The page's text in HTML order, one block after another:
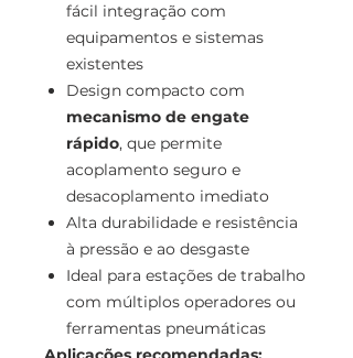
fácil integração com
equipamentos e sistemas
existentes
Design compacto com
mecanismo de engate
rápido, que permite
acoplamento seguro e
desacoplamento imediato
Alta durabilidade e resistência
à pressão e ao desgaste
Ideal para estações de trabalho
com múltiplos operadores ou
ferramentas pneumáticas